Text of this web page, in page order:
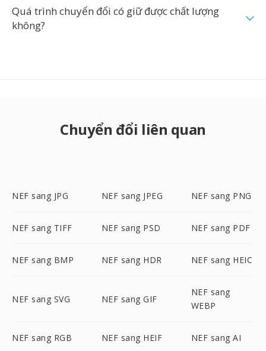
Quá trình chuyển đổi có giữ được chất lượng
không?
Chuyển đổi liên quan
NEF sang JPG NEF sang JPEG NEF sang PNG
NEF sang TIFF NEF sang PSD NEF sang PDF
NEF sang BMP NEF sang HDR NEF sang HEIC
NEF sang SVG NEF sang GIF
NEF sang
WEBP
NEF sang RGB NEF sang HEIF NEF sang AI